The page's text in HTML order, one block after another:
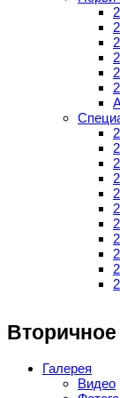
Галерея
Видео